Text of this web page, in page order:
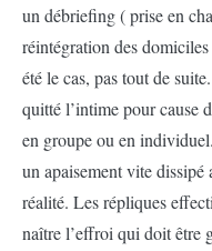
un débriefing ( prise en
réintégration des
été le cas, pas tout de
quitté l’intime pour cause
en groupe ou en
un apaisement vite dissipé
réalité. Les répliques
naître l’effroi qui doit être